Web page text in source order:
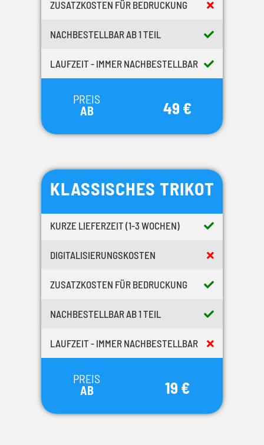
ZUSATZKOSTEN FÜR BEDRUCKUNG
NACHBESTELLBAR AB 1 TEIL
LAUFZEIT - IMMER NACHBESTELLBAR
PREIS
AB
49 €
KLASSISCHES TRIKOT
KURZE LIEFERZEIT (1-3 WOCHEN)
DIGITALISIERUNGSKOSTEN
ZUSATZKOSTEN FÜR BEDRUCKUNG
NACHBESTELLBAR AB 1 TEIL
LAUFZEIT - IMMER NACHBESTELLBAR
PREIS
AB
19 €